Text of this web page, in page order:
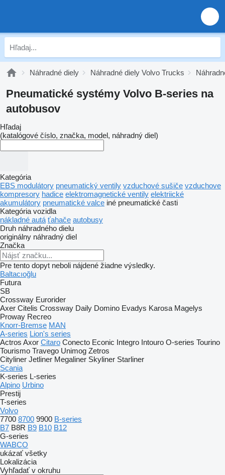
Náhradné diely Náhradné diely Volvo Trucks
Pneumatické systémy Volvo B-series na
autobusov
Hľadaj
(katalógové číslo, značka, model, náhradný diel)
Kategória
EBS modulátory pneumatický ventily vzduchové sušiče vzduchove
kompresory hadice elektromagnetické ventily elektriické
akumulátory pneumatické valce iné pneumatické časti
Kategória vozidla
nákladné autá ťahače autobusy
Druh náhradného dielu
originálny náhradný diel
Značka
Pre tento dopyt neboli nájdené žiadne výsledky.
Baltacıoğlu
Futura
SB
Crossway Eurorider
Axer Citelis Crossway Daily Domino Evadys Karosa Magelys
Proway Recreo
Knorr-Bremse MAN
A-series Lion's series
Actros Axor Citaro Conecto Econic Integro Intouro O-series Tourino
Tourismo Travego Unimog Zetros
Cityliner Jetliner Megaliner Skyliner Starliner
Scania
K-series L-series
Alpino Urbino
Prestij
T-series
Volvo
7700 8700 9900 B-series
B7 B8R B9 B10 B12
G-series
WABCO
ukázať všetky
Lokalizácia
Vyhľadať v okruhu